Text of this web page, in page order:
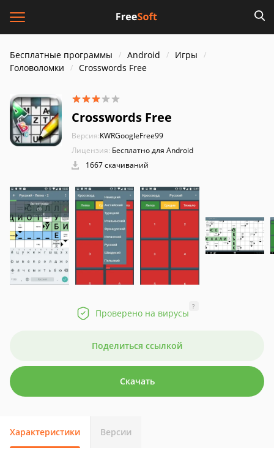
Бесплатные программы Android
Игры
Головоломки
Crosswords Free
Crosswords Free
Версия:KWRGoogleFree99
Лицензия: Бесплатно для Android
1667 скачиваний
Проверено на вирусы
?
Поделиться ссылкой
Скачать
Характеристики Версии